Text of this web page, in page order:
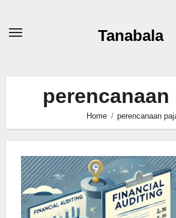
Tanabala
perencanaan
Home perencanaan